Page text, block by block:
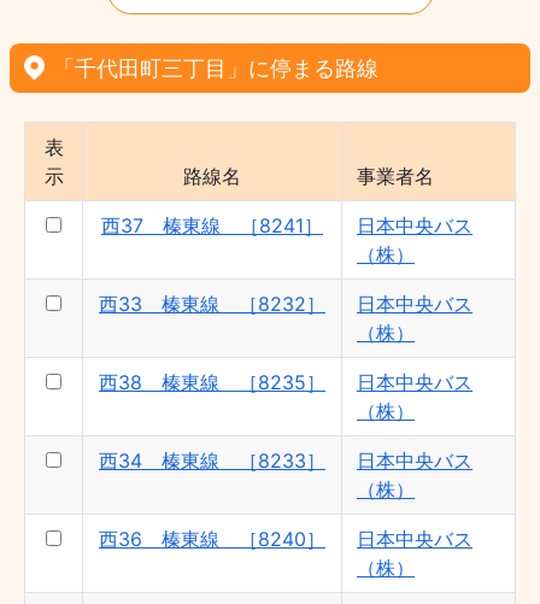
西36 榛東線 ［8240］ - 日本中央バス
（株）
（株）
緑が丘線：前橋駅〜総合SC - 関越交通
西37 榛東線 ［8242］ - 日本中央バス
西33 榛東線 ［8232］ - 日本中央バス
（株）
南橘団地線：前橋駅〜渋川駅 - 関越交通
前橋駅〜群大附属小〜総合SC線 - 関越交
西34 榛東線 ［8233］ - 日本中央バス
前橋線：渋川行循環 - 関越交通（株）
西37 榛東線 ［8241］ - 日本中央バス
（株）
「千代田町三丁目」に停まる路線
表
示
路線名 事業者名
西37 榛東線 ［8241］
日本中央バス
（株）
西33 榛東線 ［8232］
日本中央バス
（株）
西38 榛東線 ［8235］
日本中央バス
（株）
西34 榛東線 ［8233］
日本中央バス
（株）
西36 榛東線 ［8240］
日本中央バス
（株）